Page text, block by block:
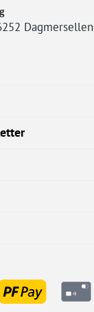
Dagmersellen